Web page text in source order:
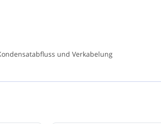
und Verkabelung